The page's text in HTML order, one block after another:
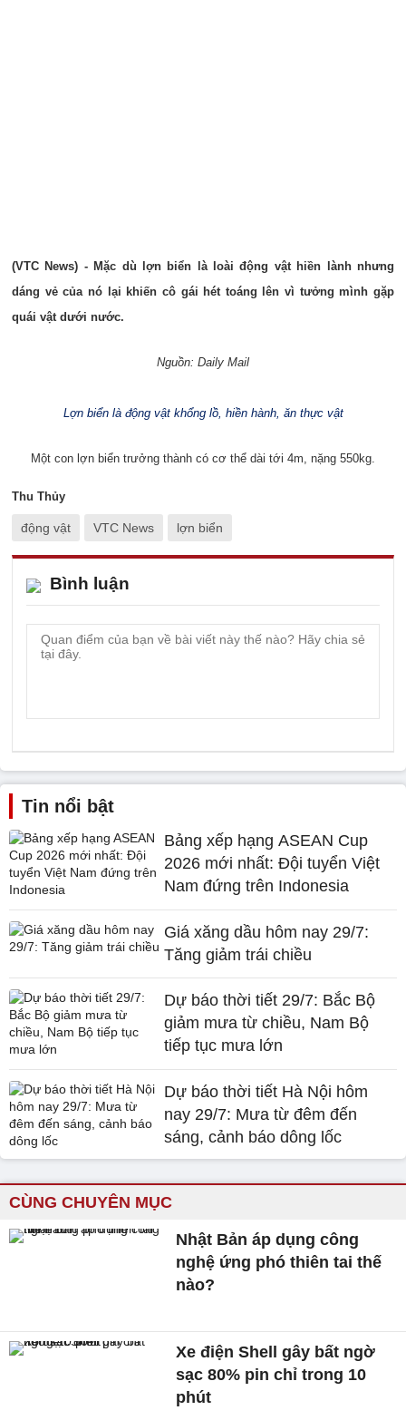
(VTC News) - Mặc dù lợn biển là loài động vật hiền lành nhưng
dáng vẻ của nó lại khiến cô gái hét toáng lên vì tưởng mình gặp
quái vật dưới nước.
Nguồn: Daily Mail
Lợn biển là động vật khổng lồ, hiền hành, ăn thực vật
Một con lợn biển trưởng thành có cơ thể dài tới 4m, nặng 550kg.
Thu Thủy
động vật VTC News lợn biển
Bình luận
Tin nổi bật
Bảng xếp hạng ASEAN Cup
2026 mới nhất: Đội tuyển Việt
Nam đứng trên Indonesia
Giá xăng dầu hôm nay 29/7:
Tăng giảm trái chiều
Dự báo thời tiết 29/7: Bắc Bộ
giảm mưa từ chiều, Nam Bộ
tiếp tục mưa lớn
Dự báo thời tiết Hà Nội hôm
nay 29/7: Mưa từ đêm đến
sáng, cảnh báo dông lốc
CÙNG CHUYÊN MỤC
Nhật Bản áp dụng công
nghệ ứng phó thiên tai thế
nào?
Xe điện Shell gây bất ngờ
sạc 80% pin chỉ trong 10
phút